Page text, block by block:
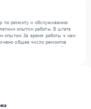
по ремонту и обслуживанию
опытом работы. В штате
опытом. За время работы к нам
общее число ремонтов
более 300 устройств,
и поддерживаем высокий